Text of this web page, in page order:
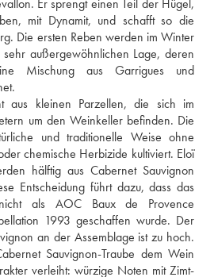
Er sprengt einen Teil der Hügel,
mit Dynamit, und schafft so die
Die ersten Reben werden im Winter
außergewöhnlichen Lage, deren
Mischung aus Garrigues und
aus kleinen Parzellen, die sich im
um den Weinkeller befinden. Die
und traditionelle Weise ohne
chemische Herbizide kultiviert. Eloï
hälftig aus Cabernet Sauvignon
Entscheidung führt dazu, dass das
als AOC Baux de Provence
1993 geschaffen wurde. Der
an der Assemblage ist zu hoch.
Sauvignon-Traube dem Wein
verleiht: würzige Noten mit Zimt-